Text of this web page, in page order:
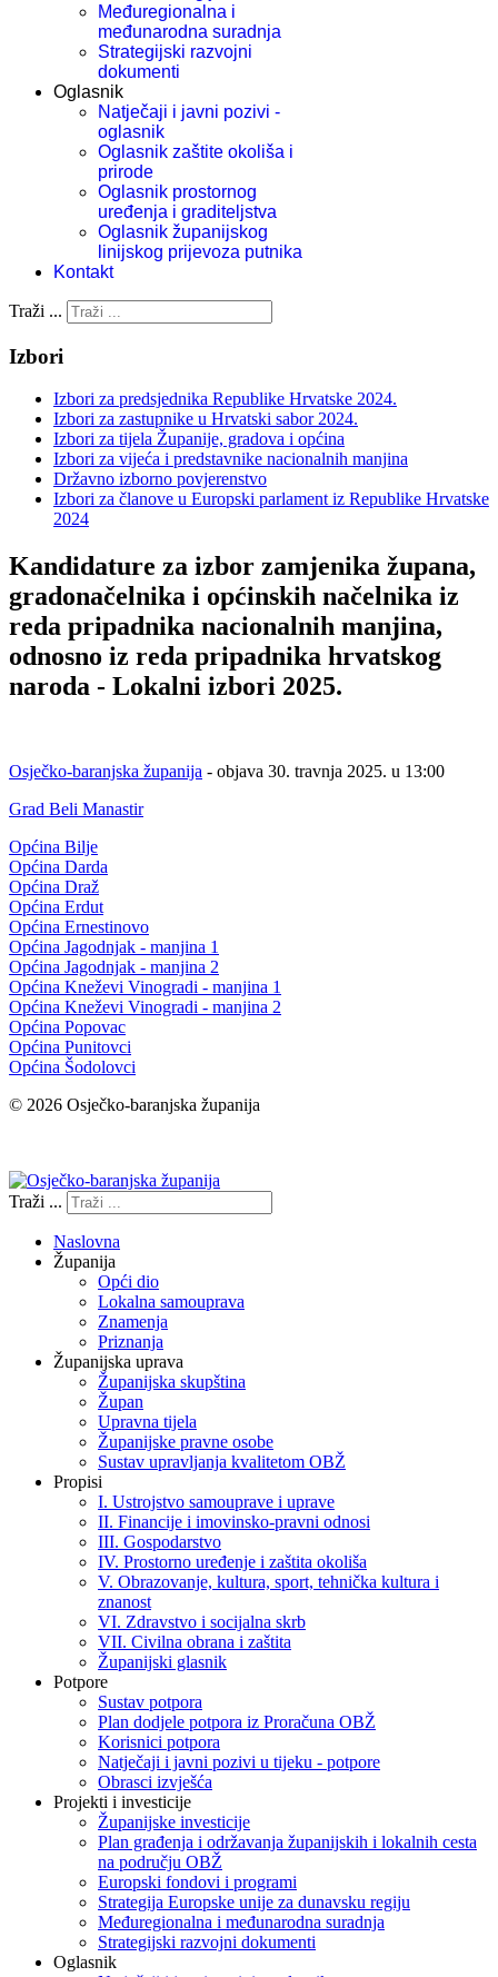
Međuregionalna i
međunarodna suradnja
Strategijski razvojni
dokumenti
Oglasnik
Natječaji i javni pozivi -
oglasnik
Oglasnik zaštite okoliša i
prirode
Oglasnik prostornog
uređenja i graditeljstva
Oglasnik županijskog
linijskog prijevoza putnika
Kontakt
Traži ...
Izbori
Izbori za predsjednika Republike Hrvatske 2024.
Izbori za zastupnike u Hrvatski sabor 2024.
Izbori za tijela Županije, gradova i općina
Izbori za vijeća i predstavnike nacionalnih manjina
Državno izborno povjerenstvo
Izbori za članove u Europski parlament iz Republike Hrvatske
2024
Kandidature za izbor zamjenika župana,
gradonačelnika i općinskih načelnika iz
reda pripadnika nacionalnih manjina,
odnosno iz reda pripadnika hrvatskog
naroda - Lokalni izbori 2025.
Osječko-baranjska županija - objava 30. travnja 2025. u 13:00
Grad Beli Manastir
Općina Bilje
Općina Darda
Općina Draž
Općina Erdut
Općina Ernestinovo
Općina Jagodnjak - manjina 1
Općina Jagodnjak - manjina 2
Općina Kneževi Vinogradi - manjina 1
Općina Kneževi Vinogradi - manjina 2
Općina Popovac
Općina Punitovci
Općina Šodolovci
© 2026 Osječko-baranjska županija
Traži ...
Naslovna
Županija
Opći dio
Lokalna samouprava
Znamenja
Priznanja
Županijska uprava
Županijska skupština
Župan
Upravna tijela
Županijske pravne osobe
Sustav upravljanja kvalitetom OBŽ
Propisi
I. Ustrojstvo samouprave i uprave
II. Financije i imovinsko-pravni odnosi
III. Gospodarstvo
IV. Prostorno uređenje i zaštita okoliša
V. Obrazovanje, kultura, sport, tehnička kultura i
znanost
VI. Zdravstvo i socijalna skrb
VII. Civilna obrana i zaštita
Županijski glasnik
Potpore
Sustav potpora
Plan dodjele potpora iz Proračuna OBŽ
Korisnici potpora
Natječaji i javni pozivi u tijeku - potpore
Obrasci izvješća
Projekti i investicije
Županijske investicije
Plan građenja i održavanja županijskih i lokalnih cesta
na području OBŽ
Europski fondovi i programi
Strategija Europske unije za dunavsku regiju
Međuregionalna i međunarodna suradnja
Strategijski razvojni dokumenti
Oglasnik